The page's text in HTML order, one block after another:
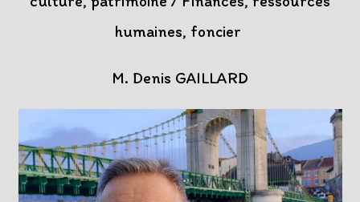
humaines, foncier
M. Denis GAILLARD